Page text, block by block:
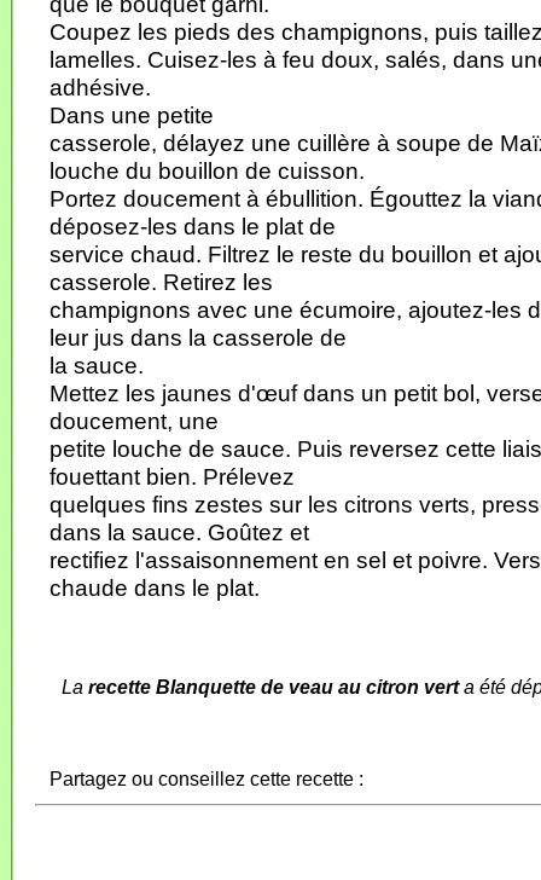
Coupez les pieds des champignons, puis
lamelles. Cuisez-les à feu doux, salés, dans
adhésive.
Dans une petite
casserole, délayez une cuillère à soupe de
louche du bouillon de cuisson.
Portez doucement à ébullition. Égouttez la
déposez-les dans le plat de
service chaud. Filtrez le reste du bouillon et
casserole. Retirez les
champignons avec une écumoire, ajoutez-les
leur jus dans la casserole de
la sauce.
Mettez les jaunes d'œuf dans un petit bol,
doucement, une
petite louche de sauce. Puis reversez cette
fouettant bien. Prélevez
quelques fins zestes sur les citrons verts,
dans la sauce. Goûtez et
rectifiez l'assaisonnement en sel et poivre.
chaude dans le plat.
La recette Blanquette de veau au citron verta été
Partagez ou conseillez cette recette :